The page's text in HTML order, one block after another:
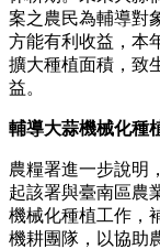
案之農民為輔導對
方能有利收益，本
擴大種植面積，致
益。
輔導大蒜機械化種
農糧署進一步說明
起該署與臺南區農
機械化種植工作，
機耕團隊，以協助